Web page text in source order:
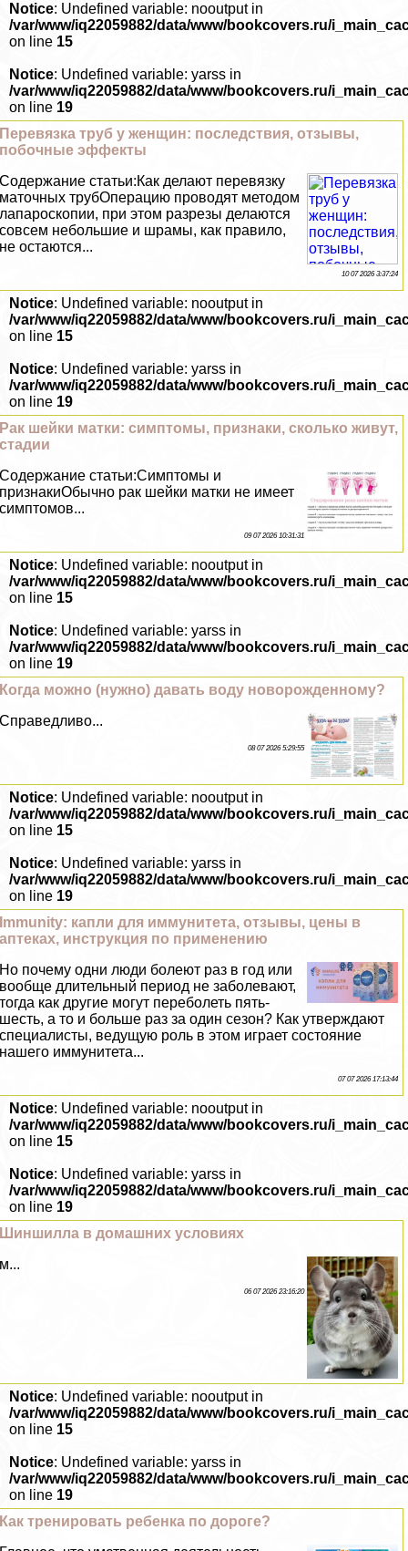
Notice: Undefined variable: nooutput in
/var/www/iq22059882/data/www/bookcovers.ru/
on line 15
Notice: Undefined variable: yarss in
/var/www/iq22059882/data/www/bookcovers.ru/
on line 19
Перевязка труб у женщин: последствия, отзывы,
побочные эффекты
Содержание статьи:Как делают перевязку
маточных трубОперацию проводят методом
лапароскопии, при этом разрезы делаются
совсем небольшие и шрамы, как правило,
не остаются...
10 07 2026 3:37:24
Notice: Undefined variable: nooutput in
/var/www/iq22059882/data/www/bookcovers.ru/
on line 15
Notice: Undefined variable: yarss in
/var/www/iq22059882/data/www/bookcovers.ru/
on line 19
Paк шейки матки: симптомы, признаки, сколько живут,
стадии
Содержание статьи:Симптомы и
признакиОбычно paк шейки матки не имеет
симптомов...
09 07 2026 10:31:31
Notice: Undefined variable: nooutput in
/var/www/iq22059882/data/www/bookcovers.ru/
on line 15
Notice: Undefined variable: yarss in
/var/www/iq22059882/data/www/bookcovers.ru/
on line 19
Когда можно (нужно) давать воду новорожденному?
Справедливо...
08 07 2026 5:29:55
Notice: Undefined variable: nooutput in
/var/www/iq22059882/data/www/bookcovers.ru/
on line 15
Notice: Undefined variable: yarss in
/var/www/iq22059882/data/www/bookcovers.ru/
on line 19
Immunity: капли для иммунитета, отзывы, цены в
аптеках, инструкция по применению
Но почему одни люди болеют раз в год или
вообще длительный период не заболевают,
тогда как другие могут переболеть пять-
шесть, а то и больше раз за один сезон? Как утверждают
специалисты, ведущую роль в этом играет состояние
нашего иммунитета...
07 07 2026 17:13:44
Notice: Undefined variable: nooutput in
/var/www/iq22059882/data/www/bookcovers.ru/
on line 15
Notice: Undefined variable: yarss in
/var/www/iq22059882/data/www/bookcovers.ru/
on line 19
Шиншилла в домашних условиях
м...
06 07 2026 23:16:20
Notice: Undefined variable: nooutput in
/var/www/iq22059882/data/www/bookcovers.ru/
on line 15
Notice: Undefined variable: yarss in
/var/www/iq22059882/data/www/bookcovers.ru/
on line 19
Как тренировать ребенка по дороге?